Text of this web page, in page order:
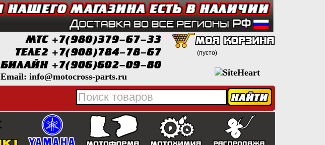
(пусто)
Email: info@motocross-parts.ru